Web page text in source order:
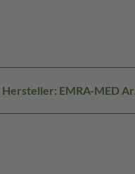
Hersteller: EMRA-MED